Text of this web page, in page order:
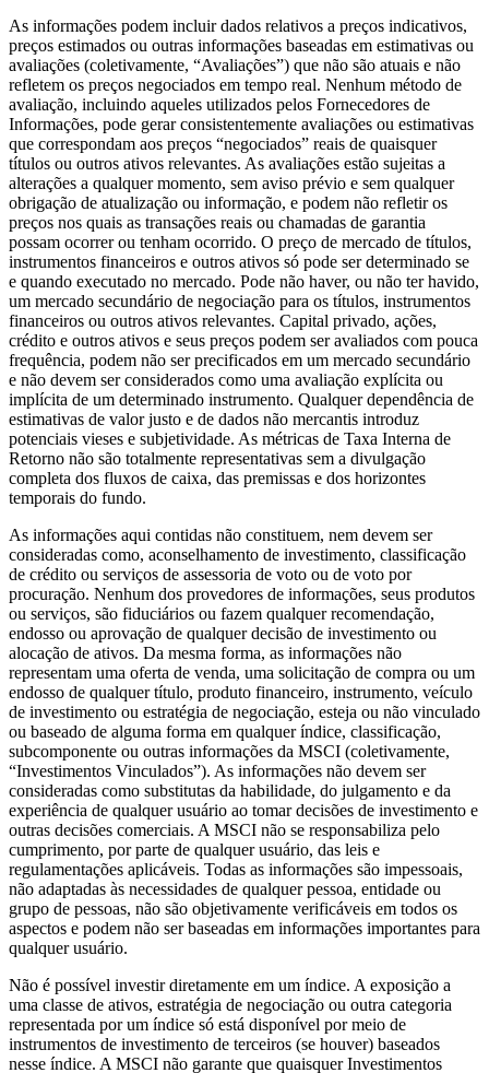
As informações podem incluir dados relativos a preços indicativos,
preços estimados ou outras informações baseadas em estimativas ou
avaliações (coletivamente, “Avaliações”) que não são atuais e não
refletem os preços negociados em tempo real. Nenhum método de
avaliação, incluindo aqueles utilizados pelos Fornecedores de
Informações, pode gerar consistentemente avaliações ou estimativas
que correspondam aos preços “negociados” reais de quaisquer
títulos ou outros ativos relevantes. As avaliações estão sujeitas a
alterações a qualquer momento, sem aviso prévio e sem qualquer
obrigação de atualização ou informação, e podem não refletir os
preços nos quais as transações reais ou chamadas de garantia
possam ocorrer ou tenham ocorrido. O preço de mercado de títulos,
instrumentos financeiros e outros ativos só pode ser determinado se
e quando executado no mercado. Pode não haver, ou não ter havido,
um mercado secundário de negociação para os títulos, instrumentos
financeiros ou outros ativos relevantes. Capital privado, ações,
crédito e outros ativos e seus preços podem ser avaliados com pouca
frequência, podem não ser precificados em um mercado secundário
e não devem ser considerados como uma avaliação explícita ou
implícita de um determinado instrumento. Qualquer dependência de
estimativas de valor justo e de dados não mercantis introduz
potenciais vieses e subjetividade. As métricas de Taxa Interna de
Retorno não são totalmente representativas sem a divulgação
completa dos fluxos de caixa, das premissas e dos horizontes
temporais do fundo.
As informações aqui contidas não constituem, nem devem ser
consideradas como, aconselhamento de investimento, classificação
de crédito ou serviços de assessoria de voto ou de voto por
procuração. Nenhum dos provedores de informações, seus produtos
ou serviços, são fiduciários ou fazem qualquer recomendação,
endosso ou aprovação de qualquer decisão de investimento ou
alocação de ativos. Da mesma forma, as informações não
representam uma oferta de venda, uma solicitação de compra ou um
endosso de qualquer título, produto financeiro, instrumento, veículo
de investimento ou estratégia de negociação, esteja ou não vinculado
ou baseado de alguma forma em qualquer índice, classificação,
subcomponente ou outras informações da MSCI (coletivamente,
“Investimentos Vinculados”). As informações não devem ser
consideradas como substitutas da habilidade, do julgamento e da
experiência de qualquer usuário ao tomar decisões de investimento e
outras decisões comerciais. A MSCI não se responsabiliza pelo
cumprimento, por parte de qualquer usuário, das leis e
regulamentações aplicáveis. Todas as informações são impessoais,
não adaptadas às necessidades de qualquer pessoa, entidade ou
grupo de pessoas, não são objetivamente verificáveis ​​em todos os
aspectos e podem não ser baseadas em informações importantes para
qualquer usuário.
Não é possível investir diretamente em um índice. A exposição a
uma classe de ativos, estratégia de negociação ou outra categoria
representada por um índice só está disponível por meio de
instrumentos de investimento de terceiros (se houver) baseados
nesse índice. A MSCI não garante que quaisquer Investimentos